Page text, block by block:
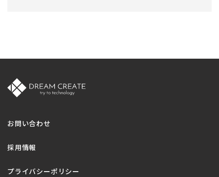
お問い合わせ
採用情報
プライバシーポリシー